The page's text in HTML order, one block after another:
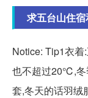
求五台山住
Notice: Tip1衣着
也不超过20℃,冬
套,冬天的话羽绒